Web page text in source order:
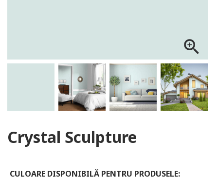
zoom_in
Crystal Sculpture
CULOARE DISPONIBILĂ PENTRU PRODUSELE: